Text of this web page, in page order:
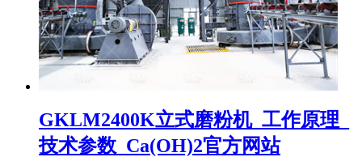
GKLM2400K立式磨粉机_工作原理_
技术参数_Ca(OH)2官方网站